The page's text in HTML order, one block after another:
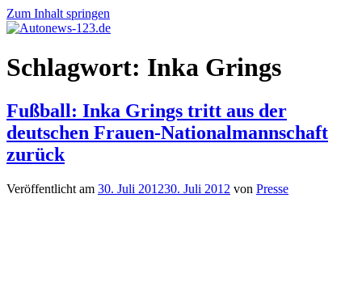
Zum Inhalt springen
Autonews-
123.de
Autonews
mit
Schlagwort: Inka Grings
Fußball: Inka Grings tritt aus der
deutschen Frauen-Nationalmannschaft
zurück
Veröffentlicht am 30. Juli 201230. Juli 2012 von Presse